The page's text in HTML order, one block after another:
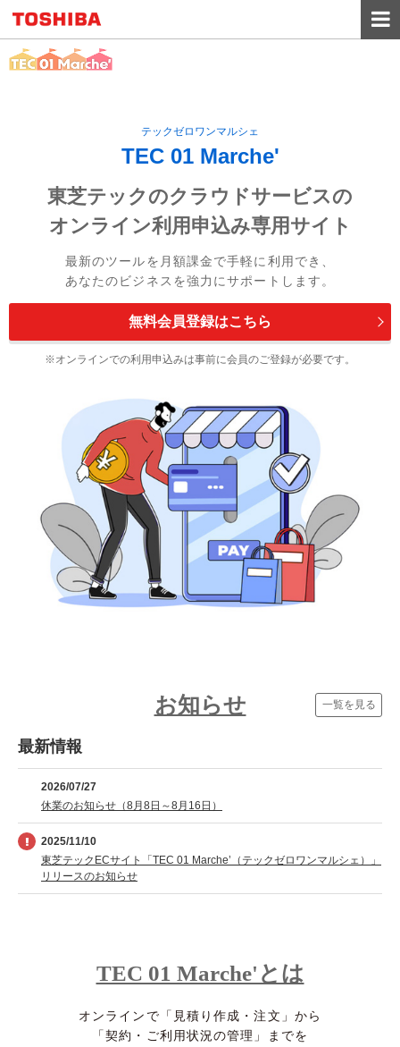
TOP
ユーザーガイド
会員登録
ログイン
テックゼロワンマルシェ
TEC 01 Marche'
東芝テックのクラウドサービスの
オンライン利用申込み専用サイト
最新のツールを月額課金で手軽に利用でき、
あなたのビジネスを強力にサポートします。
無料会員登録はこちら
オンラインでの利用申込みは事前に会員のご登録が必要です。
お知らせ 一覧を見る
最新情報
2026/07/27
休業のお知らせ（8月8日～8月16日）
2025/11/10
東芝テックECサイト「TEC 01 Marche’（テックゼロワンマルシェ）」
リリースのお知らせ
TEC 01 Marche'とは
オンラインで「見積り作成・注文」から
「契約・ご利用状況の管理」までを